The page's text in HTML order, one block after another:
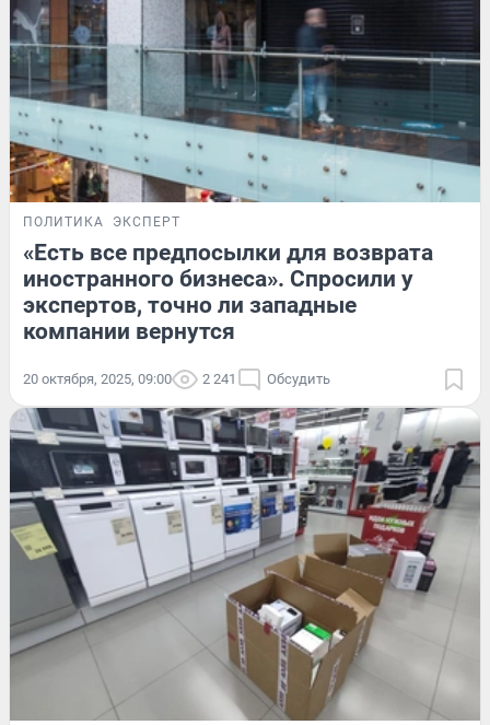
ПОЛИТИКА ЭКСПЕРТ
«Есть все предпосылки для возврата
иностранного бизнеса». Спросили у
экспертов, точно ли западные
компании вернутся
20 октября, 2025, 09:00 2 241 Обсудить